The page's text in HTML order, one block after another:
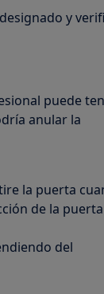
y
puede
anular la
la puerta
de la
del